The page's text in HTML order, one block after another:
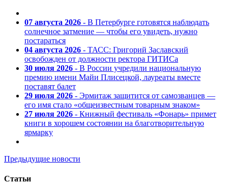
07 августа 2026 - В Петербурге готовятся наблюдать
солнечное затмение — чтобы его увидеть, нужно
постараться
04 августа 2026 - ТАСС: Григорий Заславский
освобожден от должности ректора ГИТИСа
30 июля 2026 - В России учредили национальную
премию имени Майи Плисецкой, лауреаты вместе
поставят балет
29 июля 2026 - Эрмитаж защитится от самозванцев —
его имя стало «общеизвестным товарным знаком»
27 июля 2026 - Книжный фестиваль «Фонарь» примет
книги в хорошем состоянии на благотворительную
ярмарку
Предыдущие новости
Статьи